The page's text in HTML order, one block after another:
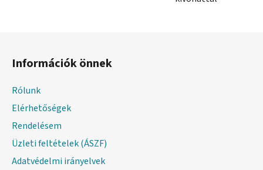
Információk önnek
Rólunk
Elérhetőségek
Rendelésem
Üzleti feltételek (ÁSZF)
Adatvédelmi irányelvek